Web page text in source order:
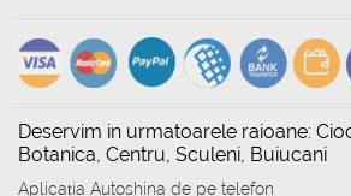
Deservim in urmatoarele raioane:
Botanica, Centru, Sculeni, Buiucani
Aplicația Autoshina de pe telefon